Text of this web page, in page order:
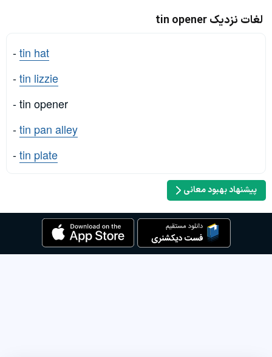
لغات نزدیک tin opener
-tin hat
-tin lizzie
- tin opener
-tin pan alley
-tin plate
پیشنهاد بهبود معانی